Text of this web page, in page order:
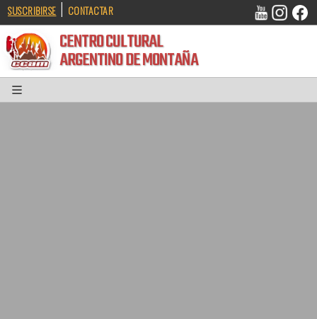
SUSCRIBIRSE | CONTACTAR
CENTRO CULTURAL
ARGENTINO DE MONTAÑA